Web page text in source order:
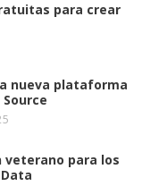
para crear
nueva plataforma
veterano para los